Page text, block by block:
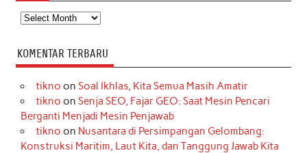
Arsip
KOMENTAR TERBARU
tikno on Soal Ikhlas, Kita Semua Masih Amatir
tikno on Senja SEO, Fajar GEO: Saat Mesin Pencari
Berganti Menjadi Mesin Penjawab
tikno on Nusantara di Persimpangan Gelombang:
Konstruksi Maritim, Laut Kita, dan Tanggung Jawab Kita